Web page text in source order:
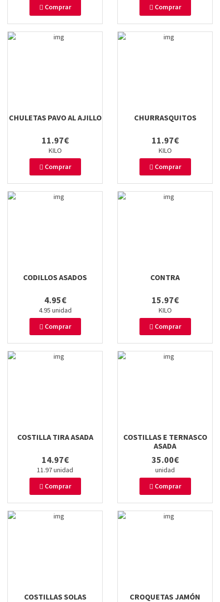
Comprar Comprar
CHULETAS PAVO AL AJILLO
11.97€
KILO
Comprar
CHURRASQUITOS
11.97€
KILO
Comprar
CODILLOS ASADOS
4.95€
4.95 unidad
Comprar
CONTRA
15.97€
KILO
Comprar
COSTILLA TIRA ASADA
14.97€
11.97 unidad
Comprar
COSTILLAS E TERNASCO
ASADA
35.00€
unidad
Comprar
COSTILLAS SOLAS CROQUETAS JAMÓN